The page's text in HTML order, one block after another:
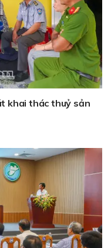
khai thác thuỷ sản